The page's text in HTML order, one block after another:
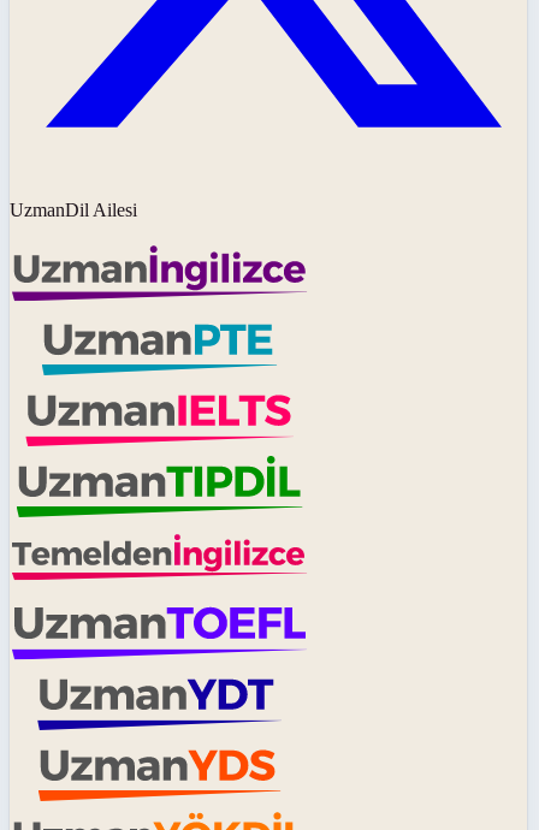
UzmanDil Ailesi